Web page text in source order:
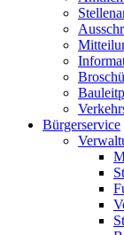
Bürgerservice